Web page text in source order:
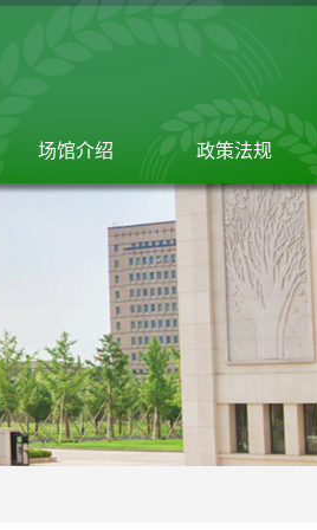
场馆介绍 政策法规